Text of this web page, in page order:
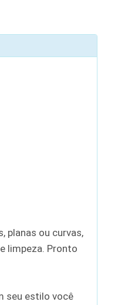
planas ou curvas,
limpeza. Pronto
seu estilo você